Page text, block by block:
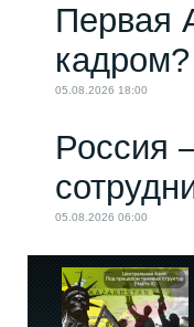
Первая
кадром?
05.08.2026 18:00
Россия
05.08.2026 06:00